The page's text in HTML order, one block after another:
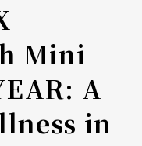
Mini
A
in